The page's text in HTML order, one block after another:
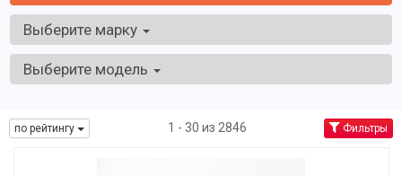
Выберите марку
Выберите модель
по рейтингу 1 - 30 из 2846 Фильтры